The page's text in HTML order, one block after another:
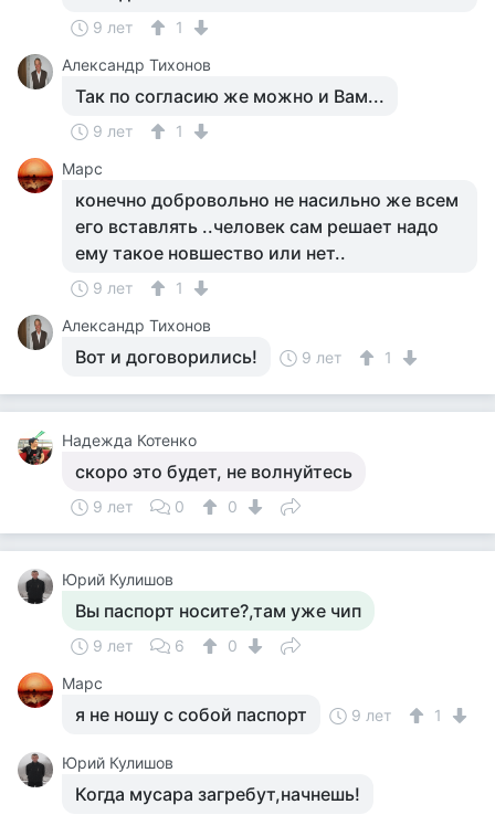
9 лет
1
Александр Тихонов
Так по согласию же можно и Вам...
9 лет
1
Марс
конечно добровольно не насильно же всем
его вставлять ..человек сам решает надо
ему такое новшество или нет..
9 лет
1
Александр Тихонов
Вот и договорились! 9 лет 1
Надежда Котенко
скоро это будет, не волнуйтесь
9 лет 0 0
Юрий Кулишов
Вы паспорт носите?,там уже чип
9 лет 6
0
Марс
я не ношу с собой паспорт 9 лет 1
Юрий Кулишов
Когда мусара загребут,начнешь!